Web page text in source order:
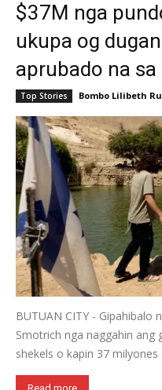
$37M nga
ukupa og
aprubado na sa
Top Stories Bombo Lilibeth
BUTUAN CITY - Gipahibalo
Smotrich nga naggahin ang
shekels o kapin 37 milyones